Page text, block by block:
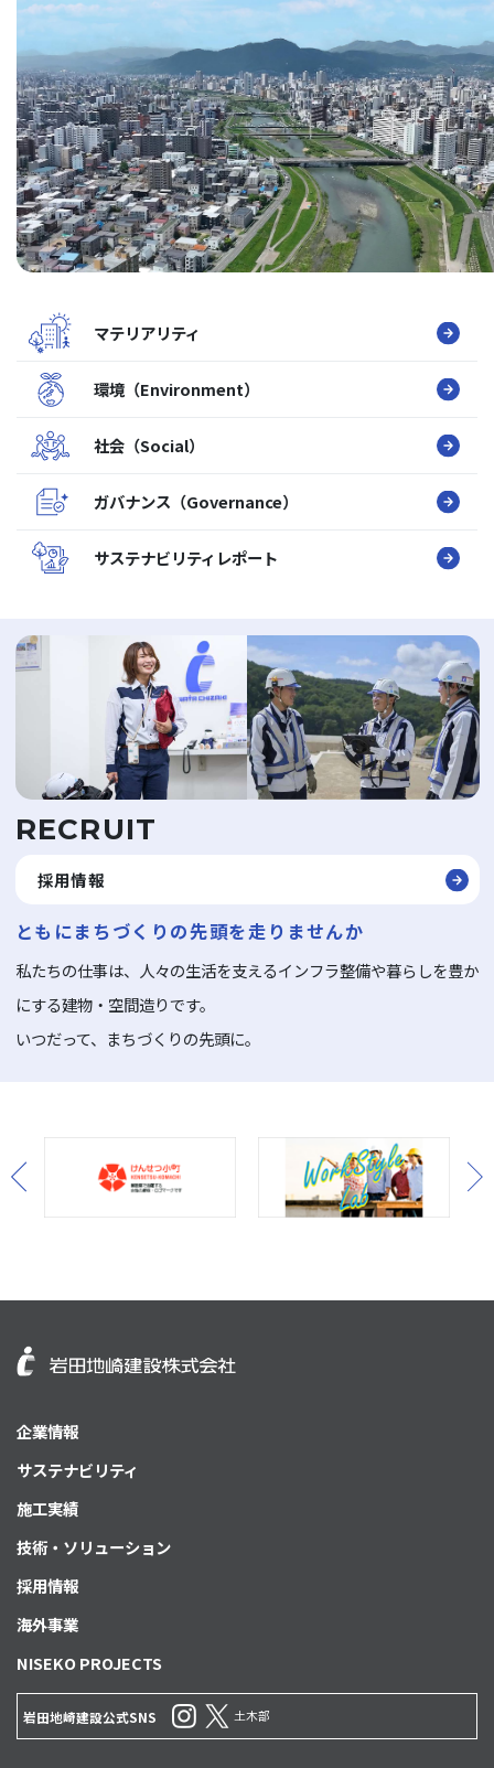
マテリアリティ
環境（Environment）
社会（Social）
ガバナンス（Governance）
サステナビリティレポート
RECRUIT
採用情報
ともにまちづくりの先頭を走りませんか
私たちの仕事は、人々の生活を支えるインフラ整備や暮らしを豊か
にする建物・空間造りです。
いつだって、まちづくりの先頭に。
企業情報
サステナビリティ
施工実績
技術・ソリューション
採用情報
海外事業
NISEKO PROJECTS
岩田地崎建設公式SNS 土木部